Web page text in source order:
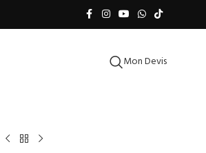
Mon Devis